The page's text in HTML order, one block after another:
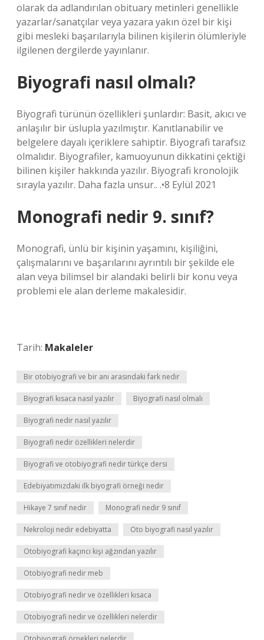
olarak da adlandırılan obituary metinleri genellikle
yazarlar/sanatçılar veya yazara yakın özel bir kişi
gibi mesleki başarılarıyla bilinen kişilerin ölümleriyle
ilgilenen dergilerde yayınlanır.
Biyografi nasıl olmalı?
Biyografi türünün özellikleri şunlardır: Basit, akıcı ve
anlaşılır bir üslupla yazılmıştır. Kanıtlanabilir ve
belgelere dayalı içeriklere sahiptir. Biyografi tarafsız
olmalıdır. Biyografiler, kamuoyunun dikkatini çektiği
bilinen kişiler hakkında yazılır. Biyografi kronolojik
sırayla yazılır. Daha fazla unsur.. .•8 Eylül 2021
Monografi nedir 9. sınıf?
Monografi, ünlü bir kişinin yaşamını, kişiliğini,
çalışmalarını ve başarılarını ayrıntılı bir şekilde ele
alan veya bilimsel bir alandaki belirli bir konu veya
problemi ele alan derleme makalesidir.
Tarih: Makaleler
Bir otobiyografi ve bir anı arasındaki fark nedir
Biyografi kısaca nasıl yazılır Biyografi nasıl olmalı
Biyografi nedir nasıl yazılır
Biyografi nedir özellikleri nelerdir
Biyografi ve otobiyografi nedir türkçe dersi
Edebiyatımızdaki ilk biyografi örneği nedir
Hikaye 7 sınıf nedir Monografi nedir 9 sınıf
Nekroloji nedir edebiyatta Oto biyografi nasıl yazılır
Otobiyografi kaçıncı kişi ağzından yazılır
Otobiyografi nedir meb
Otobiyografi nedir ve özellikleri kısaca
Otobiyografi nedir ve özellikleri nelerdir